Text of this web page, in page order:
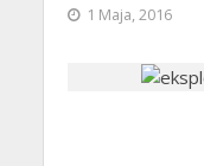
1 Maja, 2016